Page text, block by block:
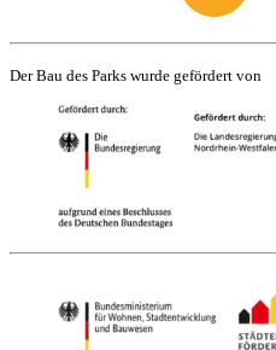
Der Bau des Parks wurde gefördert von